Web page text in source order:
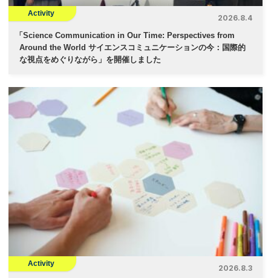
Activity
2026.8.4
「 Science Communication in Our Time: Perspectives from
Around the World サイエンスコミュニケーションの今：国際的
な視点をめぐりながら」を開催しました
Activity
2026.8.3